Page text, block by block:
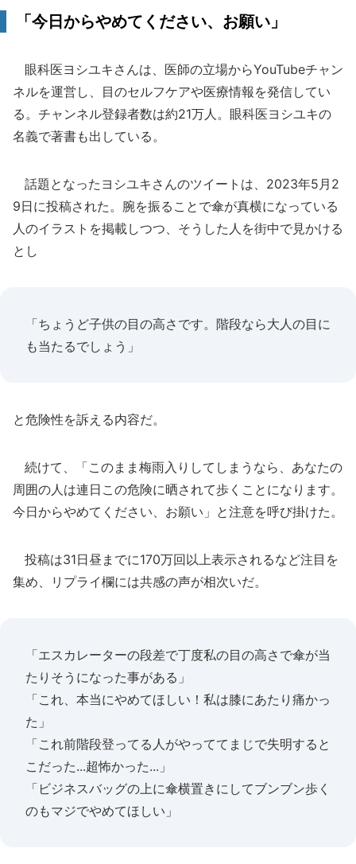
「今日からやめてください、お願い」
眼科医ヨシユキさんは、医師の立場からYouTubeチャン
ネルを運営し、目のセルフケアや医療情報を発信してい
る。チャンネル登録者数は約21万人。眼科医ヨシユキの
名義で著書も出している。
話題となったヨシユキさんのツイートは、2023年5月2
9日に投稿された。腕を振ることで傘が真横になっている
人のイラストを掲載しつつ、そうした人を街中で見かける
とし
「ちょうど子供の目の高さです。階段なら大人の目に
も当たるでしょう」
と危険性を訴える内容だ。
続けて、「このまま梅雨入りしてしまうなら、あなたの
周囲の人は連日この危険に晒されて歩くことになります。
今日からやめてください、お願い」と注意を呼び掛けた。
投稿は31日昼までに170万回以上表示されるなど注目を
集め、リプライ欄には共感の声が相次いだ。
「エスカレーターの段差で丁度私の目の高さで傘が当
たりそうになった事がある」
「これ、本当にやめてほしい！私は膝にあたり痛かっ
た」
「これ前階段登ってる人がやっててまじで失明すると
こだった...超怖かった...」
「ビジネスバッグの上に傘横置きにしてブンブン歩く
のもマジでやめてほしい」